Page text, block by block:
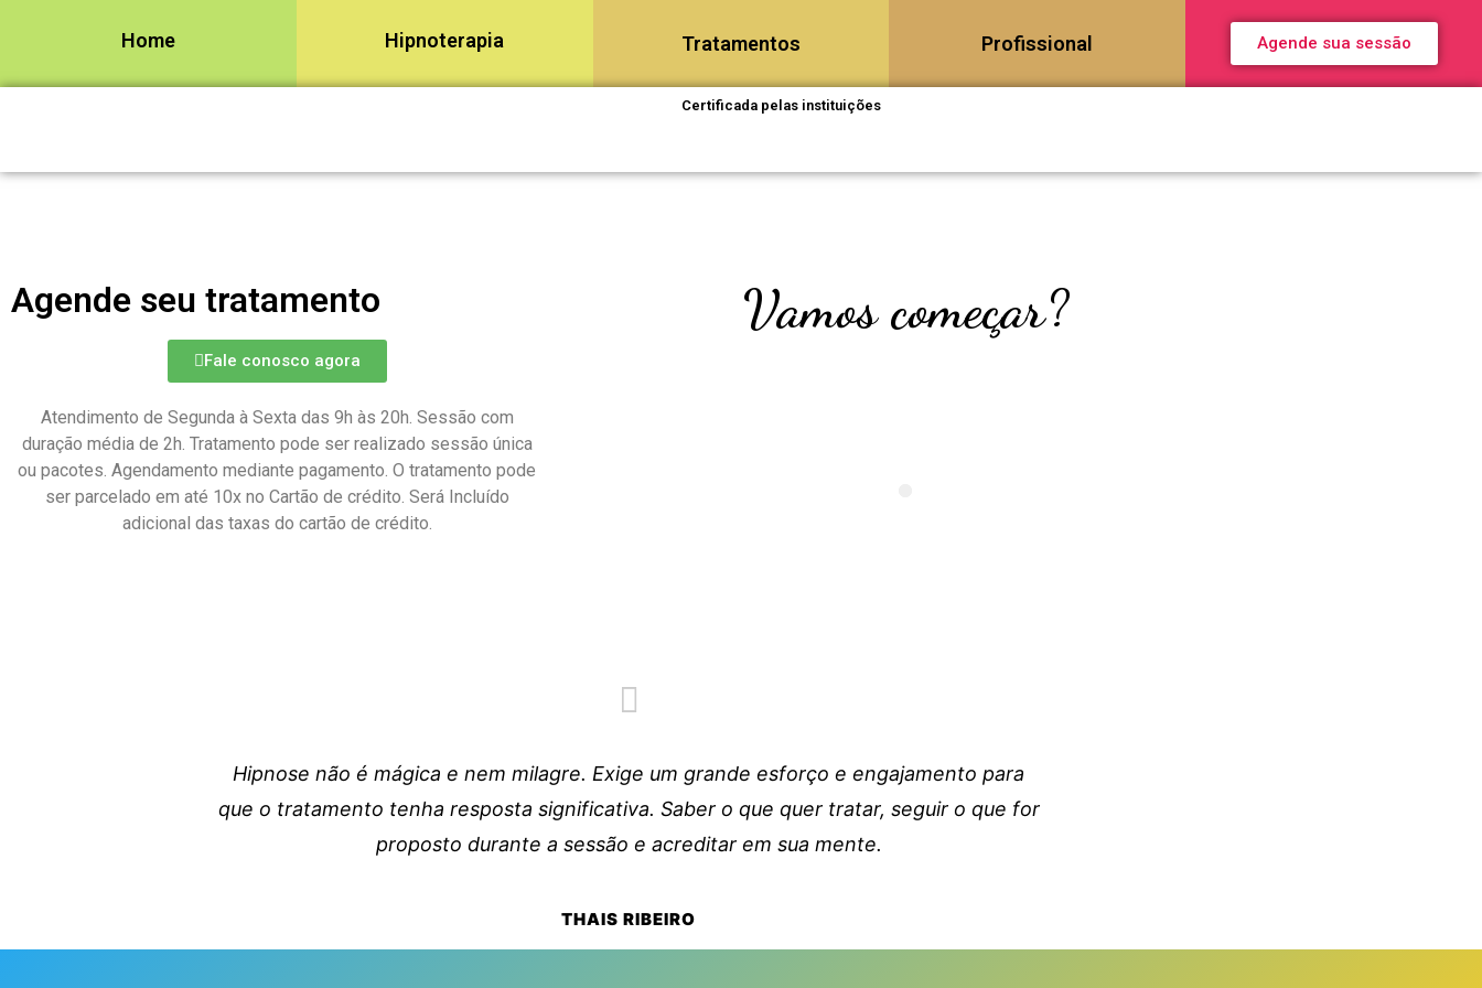
Home Hipnoterapia Tratamentos Profissional Agende sua sessão
Certificada pelas instituições
Agende seu tratamento
Fale conosco agora
Atendimento de Segunda à Sexta das 9h às 20h. Sessão com
duração média de 2h. Tratamento pode ser realizado sessão única
ou pacotes. Agendamento mediante pagamento. O tratamento pode
ser parcelado em até 10x no Cartão de crédito. Será Incluído
adicional das taxas do cartão de crédito.
Vamos começar?
Hipnose não é mágica e nem milagre. Exige um grande esforço e engajamento para
que o tratamento tenha resposta significativa. Saber o que quer tratar, seguir o que for
proposto durante a sessão e acreditar em sua mente.
THAIS RIBEIRO